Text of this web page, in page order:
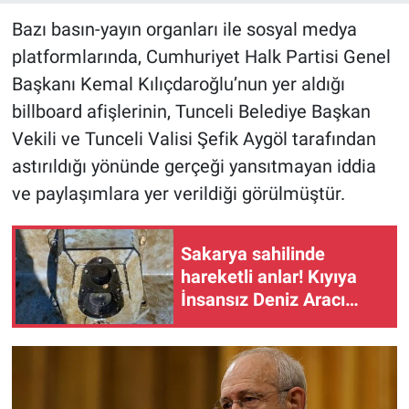
Bazı basın-yayın organları ile sosyal medya
platformlarında, Cumhuriyet Halk Partisi Genel
Başkanı Kemal Kılıçdaroğlu’nun yer aldığı
billboard afişlerinin, Tunceli Belediye Başkan
Vekili ve Tunceli Valisi Şefik Aygöl tarafından
astırıldığı yönünde gerçeği yansıtmayan iddia
ve paylaşımlara yer verildiği görülmüştür.
Sakarya sahilinde
hareketli anlar! Kıyıya
İnsansız Deniz Aracı